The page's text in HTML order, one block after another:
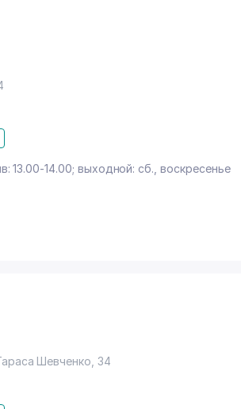
13.00-14.00; выходной: сб., воскресенье
Шевченко , 34